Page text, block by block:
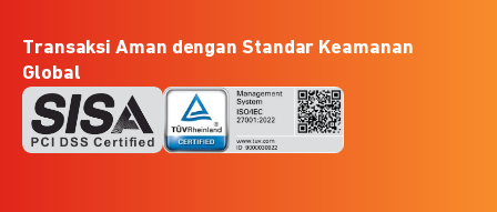
Transaksi Aman dengan Standar Keamanan
Global